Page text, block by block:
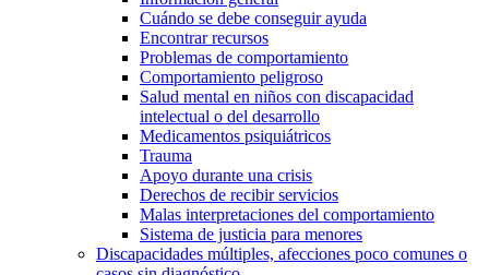
Cuándo se debe conseguir ayuda
Encontrar recursos
Problemas de comportamiento
Comportamiento peligroso
Salud mental en niños con discapacidad
intelectual o del desarrollo
Medicamentos psiquiátricos
Trauma
Apoyo durante una crisis
Derechos de recibir servicios
Malas interpretaciones del comportamiento
Sistema de justicia para menores
Discapacidades múltiples, afecciones poco comunes o